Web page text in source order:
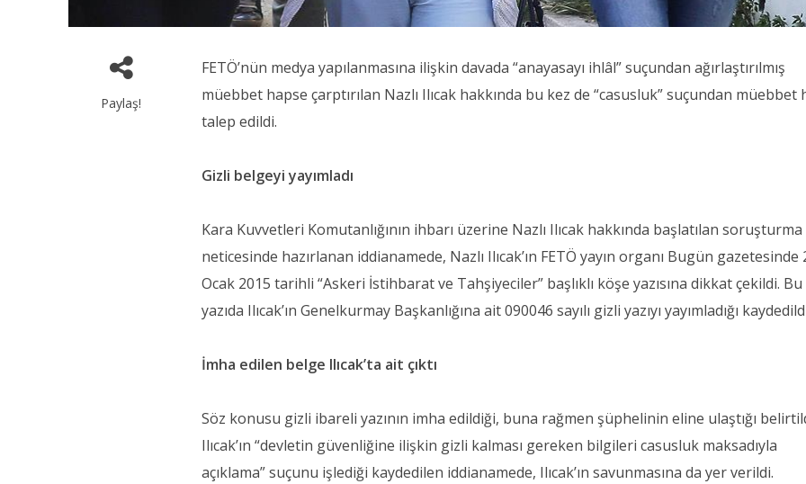
Paylaş!
FETÖ’nün medya yapılanmasına ilişkin davada “anayasayı ihlâl” suçundan ağırlaştırılmış
müebbet hapse çarptırılan Nazlı Ilıcak hakkında bu kez de “casusluk” suçundan müebbet
talep edildi.
Gizli belgeyi yayımladı
Kara Kuvvetleri Komutanlığının ihbarı üzerine Nazlı Ilıcak hakkında başlatılan soruşturma
neticesinde hazırlanan iddianamede, Nazlı Ilıcak’ın FETÖ yayın organı Bugün gazetesinde
Ocak 2015 tarihli “Askeri İstihbarat ve Tahşiyeciler” başlıklı köşe yazısına dikkat çekildi. Bu
yazıda Ilıcak’ın Genelkurmay Başkanlığına ait 090046 sayılı gizli yazıyı yayımladığı
İmha edilen belge Ilıcak’ta ait çıktı
Söz konusu gizli ibareli yazının imha edildiği, buna rağmen şüphelinin eline ulaştığı
Ilıcak’ın “devletin güvenliğine ilişkin gizli kalması gereken bilgileri casusluk maksadıyla
açıklama” suçunu işlediği kaydedilen iddianamede, Ilıcak’ın savunmasına da yer verildi.